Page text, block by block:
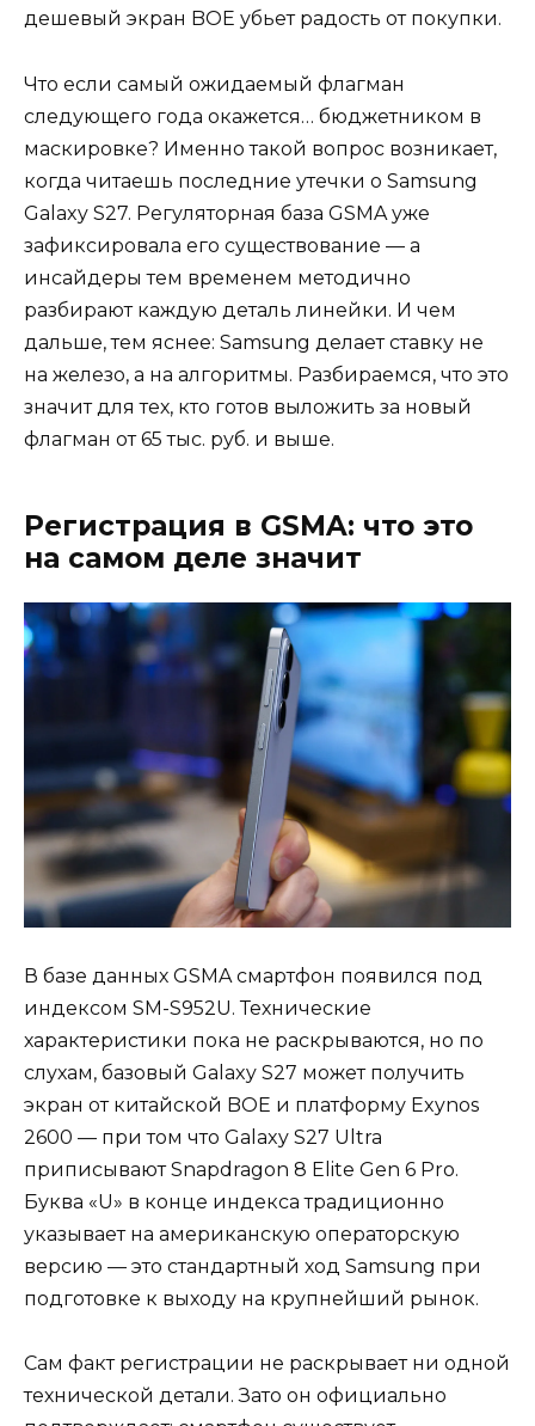
дешевый экран BOE убьет радость от покупки.
Что если самый ожидаемый флагман
следующего года окажется… бюджетником в
маскировке? Именно такой вопрос возникает,
когда читаешь последние утечки о Samsung
Galaxy S27. Регуляторная база GSMA уже
зафиксировала его существование — а
инсайдеры тем временем методично
разбирают каждую деталь линейки. И чем
дальше, тем яснее: Samsung делает ставку не
на железо, а на алгоритмы. Разбираемся, что это
значит для тех, кто готов выложить за новый
флагман от 65 тыс. руб. и выше.
Регистрация в GSMA: что это
на самом деле значит
В базе данных GSMA смартфон появился под
индексом SM-S952U. Технические
характеристики пока не раскрываются, но по
слухам, базовый Galaxy S27 может получить
экран от китайской BOE и платформу Exynos
2600 — при том что Galaxy S27 Ultra
приписывают Snapdragon 8 Elite Gen 6 Pro.
Буква «U» в конце индекса традиционно
указывает на американскую операторскую
версию — это стандартный ход Samsung при
подготовке к выходу на крупнейший рынок.
Сам факт регистрации не раскрывает ни одной
технической детали. Зато он официально